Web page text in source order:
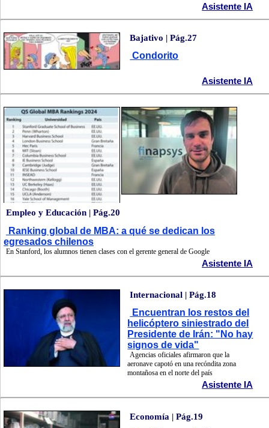
Asistente IA
Bajativo | Pág.27
Condorito
Asistente IA
Empleo y Educación | Pág.20
Ranking global de MBA: a qué se dedican los
egresados chilenos
En Stanford, los alumnos tienen clases con el gerente general de Google
Asistente IA
Internacional | Pág.18
Encuentran los restos del
helicóptero siniestrado del
Presidente de Irán: "No hay
signos de vida"
Agencias oficiales afirmaron que la
aeronave capotó en una recóndita zona
montañosa en el norte del país
Asistente IA
Economía | Pág.19